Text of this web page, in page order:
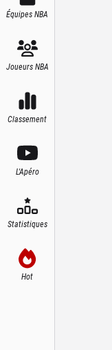
Équipes NBA
Joueurs NBA
Classement
L'Apéro
Statistiques
Hot